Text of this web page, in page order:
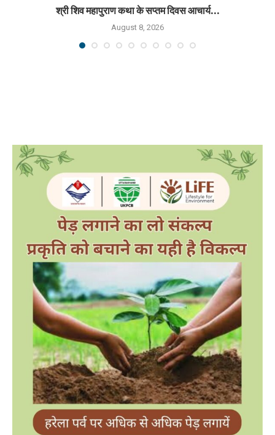
श्री शिव महापुराण कथा के सप्तम दिवस आचार्य...
August 8, 2026